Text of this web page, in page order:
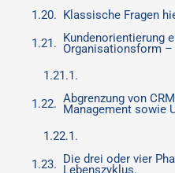
Klassische Fragen
Kundenorientierung
Organisationsform –
Abgrenzung von
Management sowie
Die drei oder vier
Lebenszyklus.